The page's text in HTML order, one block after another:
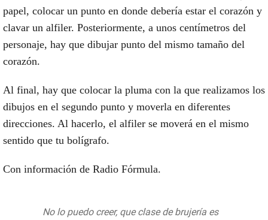
papel, colocar un punto en donde debería estar el corazón y
clavar un alfiler. Posteriormente, a unos centímetros del
personaje, hay que dibujar punto del mismo tamaño del
corazón.
Al final, hay que colocar la pluma con la que realizamos los
dibujos en el segundo punto y moverla en diferentes
direcciones. Al hacerlo, el alfiler se moverá en el mismo
sentido que tu bolígrafo.
Con información de Radio Fórmula.
No lo puedo creer, que clase de brujería es